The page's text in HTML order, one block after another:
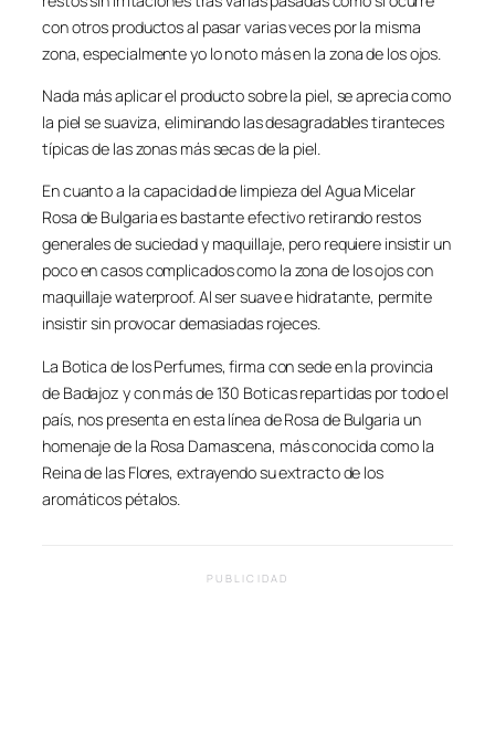
con otros productos al pasar varias veces por la misma
zona, especialmente yo lo noto más en la zona de los ojos.
Nada más aplicar el producto sobre la piel, se aprecia como
la piel se suaviza, eliminando las desagradables tiranteces
típicas de las zonas más secas de la piel.
En cuanto a la capacidad de limpieza del Agua Micelar
Rosa de Bulgaria es bastante efectivo retirando restos
generales de suciedad y maquillaje, pero requiere insistir un
poco en casos complicados como la zona de los ojos con
maquillaje waterproof. Al ser suave e hidratante, permite
insistir sin provocar demasiadas rojeces.
La Botica de los Perfumes, firma con sede en la provincia
de Badajoz y con más de 130 Boticas repartidas por todo el
país, nos presenta en esta línea de Rosa de Bulgaria un
homenaje de la Rosa Damascena, más conocida como la
Reina de las Flores, extrayendo su extracto de los
aromáticos pétalos.
PUBLICIDAD